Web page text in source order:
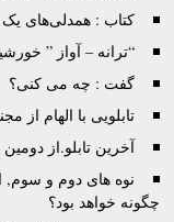
کتاب : همدلی‌های یک
“ترانه – آواز ”
گفت : چه می کنی؟
تابلویی با الهام از
آخرین تابلو.از
نوه های دوم و سوم,
چگونه خواهد بود؟